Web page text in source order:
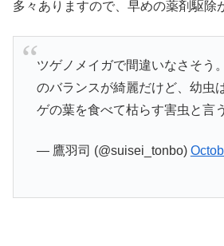
多々ありますので、早めの薬剤駆除
ツゲノメイガで間違いなさそう
のバランスが綺麗だけど、幼虫
ゲの葉を食べて枯らす害虫と言
— 鷹羽司 (@suisei_tonbo)